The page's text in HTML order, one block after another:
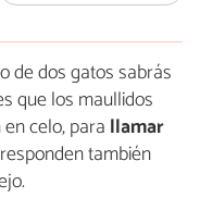
de dos gatos sabrás
que los maullidos
celo, para llamar
también